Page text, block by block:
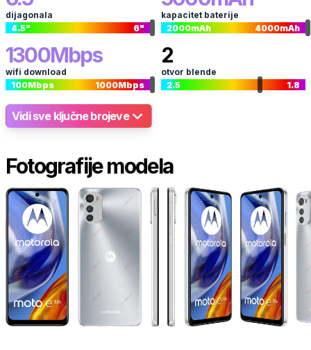
dijagonala
4.5" 6"
kapacitet baterije
2000mAh 4000mAh
1300Mbps
wifi download
100Mbps 1000Mbps
2
otvor blende
2.5
1.8
Vidi sve ključne brojeve
Fotografije modela